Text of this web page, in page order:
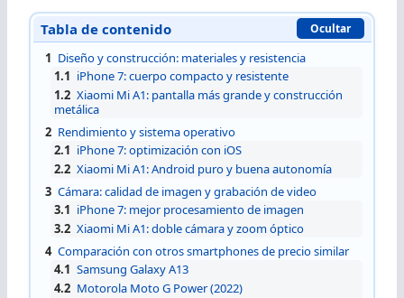
Tabla de contenido Ocultar
1 Diseño y construcción: materiales y resistencia
1.1 iPhone 7: cuerpo compacto y resistente
1.2 Xiaomi Mi A1: pantalla más grande y construcción
metálica
2 Rendimiento y sistema operativo
2.1 iPhone 7: optimización con iOS
2.2 Xiaomi Mi A1: Android puro y buena autonomía
3 Cámara: calidad de imagen y grabación de video
3.1 iPhone 7: mejor procesamiento de imagen
3.2 Xiaomi Mi A1: doble cámara y zoom óptico
4 Comparación con otros smartphones de precio similar
4.1 Samsung Galaxy A13
4.2 Motorola Moto G Power (2022)